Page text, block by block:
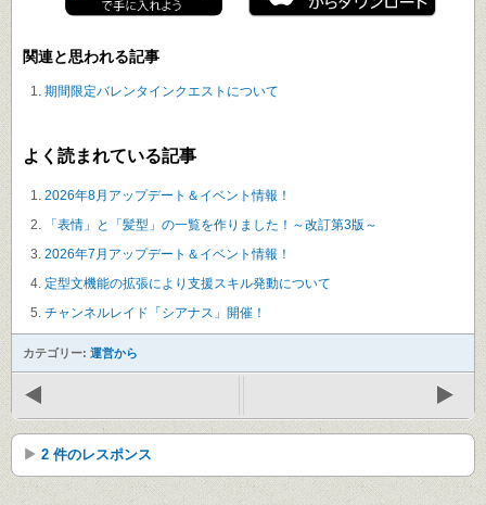
関連と思われる記事
期間限定バレンタインクエストについて
よく読まれている記事
2026年8月アップデート＆イベント情報！
「表情」と「髪型」の一覧を作りました！～改訂第3版～
2026年7月アップデート＆イベント情報！
定型文機能の拡張により支援スキル発動について
チャンネルレイド「シアナス」開催！
カテゴリー: 運営から
2 件のレスポンス